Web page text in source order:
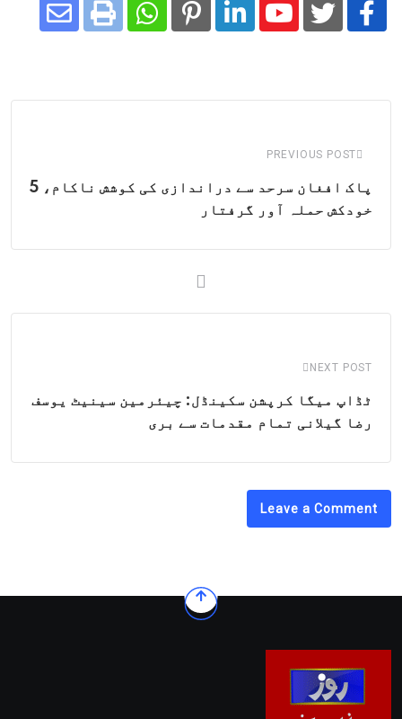
Youtube
LinkedIn
Pinterest
Whatsapp
Print
PREVIOUS POST
پاک افغان سرحد سے دراندازی کی کوشش ناکام، 5
خودکش حملہ آور گرفتار
NEXT POST
ٹڈاپ میگا کرپشن سکینڈل: چیئرمین سینیٹ یوسف
رضا گیلانی تمام مقدمات سے بری
Leave a Comment